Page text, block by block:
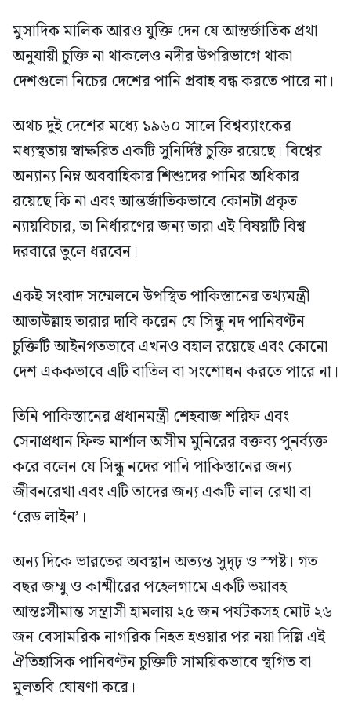
মুসাদিক মালিক আরও যুক্তি দেন যে আন্তর্জাতিক প্রথা
অনুযায়ী চুক্তি না থাকলেও নদীর উপরিভাগে থাকা
দেশগুলো নিচের দেশের পানি প্রবাহ বন্ধ করতে পারে না।
অথচ দুই দেশের মধ্যে ১৯৬০ সালে বিশ্বব্যাংকের
মধ্যস্থতায় স্বাক্ষরিত একটি সুনির্দিষ্ট চুক্তি রয়েছে। বিশ্বের
অন্যান্য নিম্ন অববাহিকার শিশুদের পানির অধিকার
রয়েছে কি না এবং আন্তর্জাতিকভাবে কোনটা প্রকৃত
ন্যায়বিচার, তা নির্ধারণের জন্য তারা এই বিষয়টি বিশ্ব
দরবারে তুলে ধরবেন।
একই সংবাদ সম্মেলনে উপস্থিত পাকিস্তানের তথ্যমন্ত্রী
আতাউল্লাহ তারার দাবি করেন যে সিন্ধু নদ পানিবণ্টন
চুক্তিটি আইনগতভাবে এখনও বহাল রয়েছে এবং কোনো
দেশ এককভাবে এটি বাতিল বা সংশোধন করতে পারে না।
তিনি পাকিস্তানের প্রধানমন্ত্রী শেহবাজ শরিফ এবং
সেনাপ্রধান ফিল্ড মার্শাল অসীম মুনিরের বক্তব্য পুনর্ব্যক্ত
করে বলেন যে সিন্ধু নদের পানি পাকিস্তানের জন্য
জীবনরেখা এবং এটি তাদের জন্য একটি লাল রেখা বা
‘রেড লাইন’।
অন্য দিকে ভারতের অবস্থান অত্যন্ত সুদৃঢ় ও স্পষ্ট। গত
বছর জম্মু ও কাশ্মীরের পহেলগামে একটি ভয়াবহ
আন্তঃসীমান্ত সন্ত্রাসী হামলায় ২৫ জন পর্যটকসহ মোট ২৬
জন বেসামরিক নাগরিক নিহত হওয়ার পর নয়া দিল্লি এই
ঐতিহাসিক পানিবণ্টন চুক্তিটি সাময়িকভাবে স্থগিত বা
মুলতবি ঘোষণা করে।